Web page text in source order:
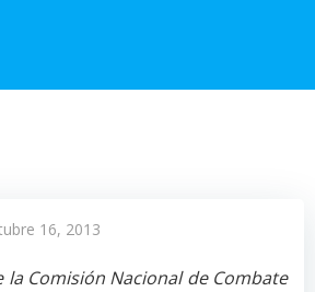
16, 2013
la Comisión Nacional de Combate